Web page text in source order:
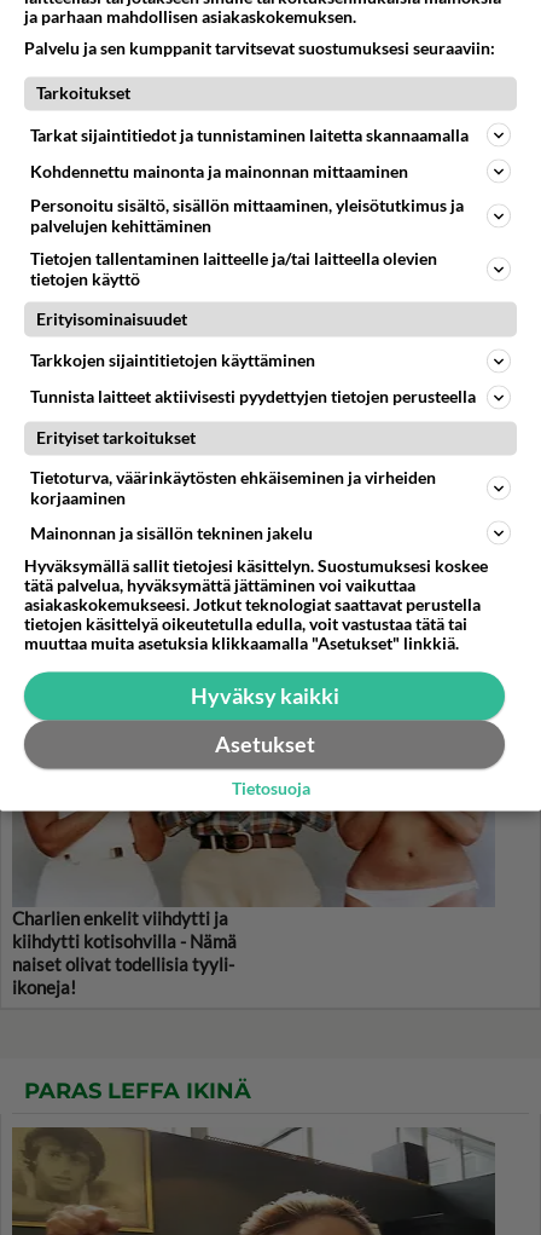
bearnaisekastike tekee
takuuvarmasti vaikutuksen
Maustekakku saa hauskan
uuden muodon, kun teet sen
HOROSKOOPPI
7.8.2026
Valitse oma tähtimerkkisi ja lue päivän horoskooppi!
KASARI
Charlien enkelit viihdytti ja
kiihdytti kotisohvilla - Nämä
naiset olivat todellisia tyyli-
ikoneja!
PARAS LEFFA IKINÄ
ja parhaan mahdollisen asiakaskokemuksen.
Palvelu ja sen kumppanit tarvitsevat suostumuksesi seuraaviin:
Tarkoitukset
Tarkat sijaintitiedot ja tunnistaminen laitetta skannaamalla
Kohdennettu mainonta ja mainonnan mittaaminen
Personoitu sisältö, sisällön mittaaminen, yleisötutkimus ja
palvelujen kehittäminen
Tietojen tallentaminen laitteelle ja/tai laitteella olevien
tietojen käyttö
Erityisominaisuudet
Tarkkojen sijaintitietojen käyttäminen
Tunnista laitteet aktiivisesti pyydettyjen tietojen perusteella
Erityiset tarkoitukset
Tietoturva, väärinkäytösten ehkäiseminen ja virheiden
korjaaminen
Mainonnan ja sisällön tekninen jakelu
Hyväksymällä sallit tietojesi käsittelyn. Suostumuksesi koskee
tätä palvelua, hyväksymättä jättäminen voi vaikuttaa
asiakaskokemukseesi. Jotkut teknologiat saattavat perustella
tietojen käsittelyä oikeutetulla edulla, voit vastustaa tätä tai
muuttaa muita asetuksia klikkaamalla "Asetukset" linkkiä.
Hyväksy kaikki
Asetukset
Tietosuoja